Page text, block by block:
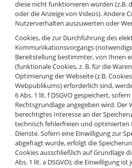
diese nicht funktionieren würden (z.B.
oder die Anzeige von Videos). Andere
Nutzerverhalten auszuwerten oder
Cookies, die zur Durchführung des
Kommunikationsvorgangs
Bereitstellung bestimmter, von Ihnen
(funktionale Cookies, z. B. für die
Optimierung der Webseite (z.B.
Webpublikums) erforderlich sind,
6 Abs. 1 lit. f DSGVO gespeichert,
Rechtsgrundlage angegeben wird. Der
berechtigtes Interesse an der
technisch fehlerfreien und optimierten
Dienste. Sofern eine Einwilligung zur
abgefragt wurde, erfolgt die
Cookies ausschließlich auf Grundlage
Abs. 1 lit. a DSGVO); die Einwilligung